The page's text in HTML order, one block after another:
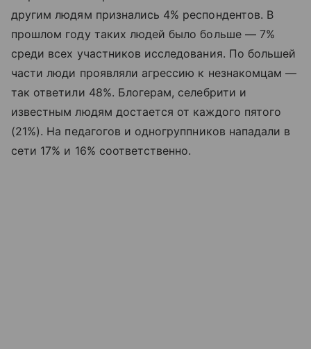
другим людям признались 4% респондентов. В
прошлом году таких людей было больше — 7%
среди всех участников исследования. По большей
части люди проявляли агрессию к незнакомцам —
так ответили 48%. Блогерам, селебрити и
известным людям достается от каждого пятого
(21%). На педагогов и одногруппников нападали в
сети 17% и 16% соответственно.